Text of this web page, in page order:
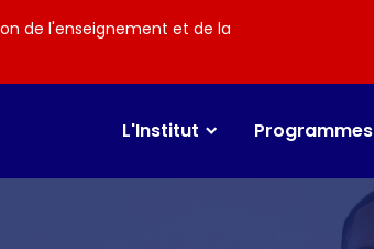
de l'enseignement et de la
L'Institut Programmes